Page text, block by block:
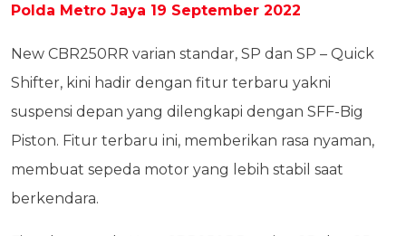
Polda Metro Jaya 19 September 2022
New CBR250RR varian standar, SP dan SP – Quick
Shifter, kini hadir dengan fitur terbaru yakni
suspensi depan yang dilengkapi dengan SFF-Big
Piston. Fitur terbaru ini, memberikan rasa nyaman,
membuat sepeda motor yang lebih stabil saat
berkendara.